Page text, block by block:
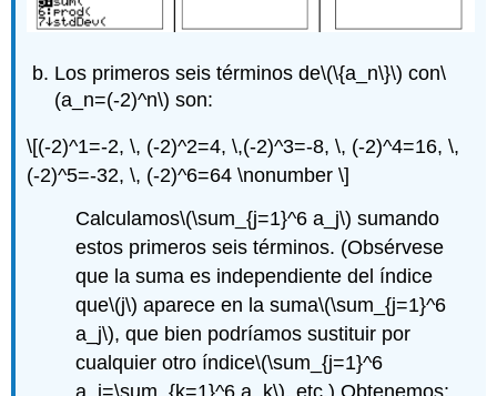
Los primeros seis términos de\(\{a_n\}\) con\
(a_n=(-2)^n\) son:
\[(-2)^1=-2, \, (-2)^2=4, \,(-2)^3=-8, \, (-2)^4=16, \,
(-2)^5=-32, \, (-2)^6=64 \nonumber \]
Calculamos\(\sum_{j=1}^6 a_j\) sumando
estos primeros seis términos. (Obsérvese
que la suma es independiente del índice
que\(j\) aparece en la suma\(\sum_{j=1}^6
a_j\), que bien podríamos sustituir por
cualquier otro índice\(\sum_{j=1}^6